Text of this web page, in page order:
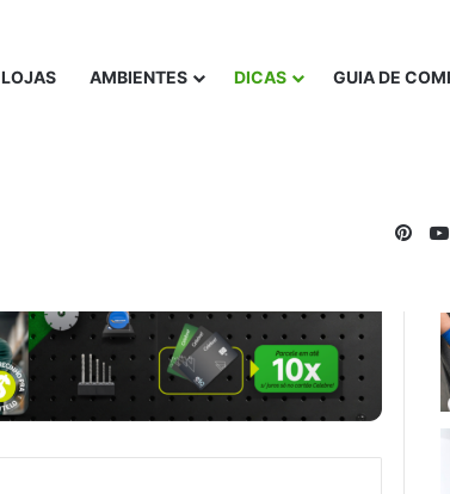
AMBIENTES DICAS GUIA DE